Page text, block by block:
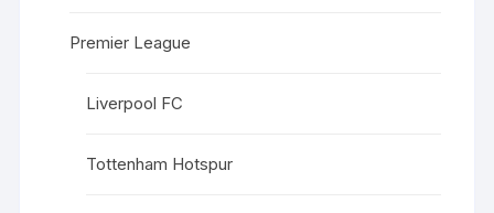
Premier League
Liverpool FC
Tottenham Hotspur